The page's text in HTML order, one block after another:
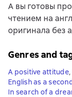
А вы готовы
чтением на
оригинала без
Genres and
A positive attitude,
English as a
In search of a